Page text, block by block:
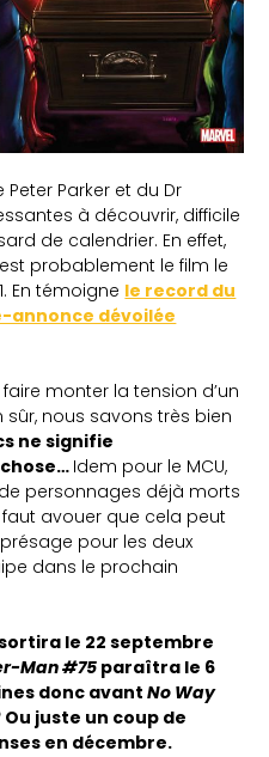
Parker et du Dr
à découvrir, difficile
de calendrier. En effet,
est probablement le film le
En témoigne le record du
annonce dévoilée
monter la tension d’un
nous savons très bien
ne signifie
Idem pour le MCU,
personnages déjà morts
avouer que cela peut
pour les deux
dans le prochain
le 22 septembre
Man #75 paraîtra le 6
donc avantNo Way
juste un coup de
en décembre.